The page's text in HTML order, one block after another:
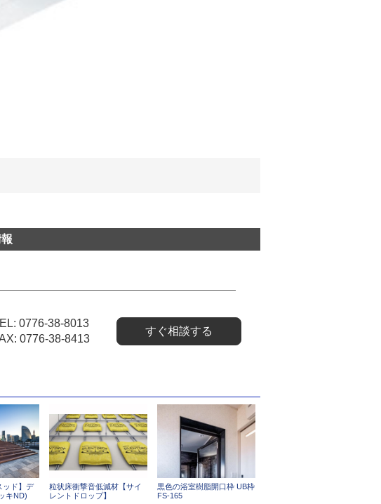
0776-38-8013
0776-38-8413
すぐ相談する
ッド】デ
キND)
粒状床衝撃音低減材【サイ
レントドロップ】
黒色の浴室樹脂開口枠 UB枠
FS-165